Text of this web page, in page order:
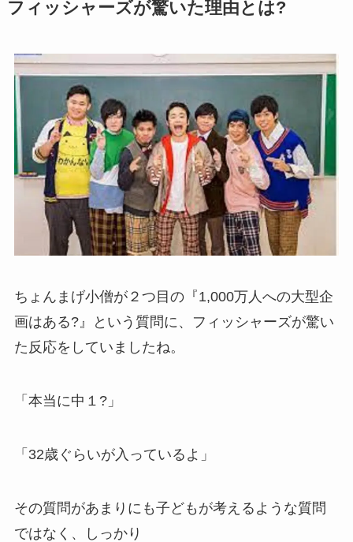
フィッシャーズが驚いた理由とは?
ちょんまげ小僧が２つ目の『1,000万人への大型企
画はある?』という質問に、フィッシャーズが驚い
た反応をしていましたね。
「本当に中１?」
「32歳ぐらいが入っているよ」
その質問があまりにも子どもが考えるような質問
ではなく、しっかり